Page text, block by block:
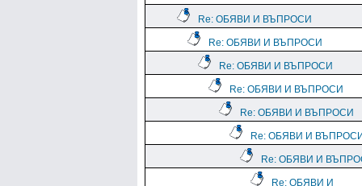
Re: ОБЯВИ И ВЪПРОСИ
Re: ОБЯВИ И ВЪПРОСИ
Re: ОБЯВИ И ВЪПРОСИ
Re: ОБЯВИ И ВЪПРОСИ
Re: ОБЯВИ И ВЪПРОСИ
Re: ОБЯВИ И
Re: ОБЯВИ И
Re: ОБЯВИ И